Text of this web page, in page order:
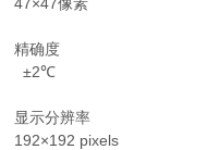
精确度
±2℃
显示分辨率
192×192 pixels